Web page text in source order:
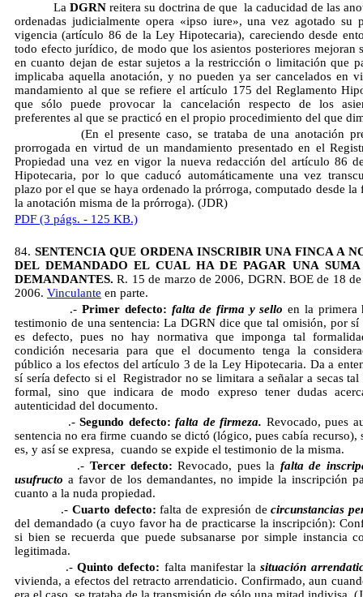
La DGRN reitera su doctrina de que  la caducidad de las
ordenadas judicialmente opera «ipso iure», una vez agotado su
vigencia (artículo 86 de la Ley Hipotecaria), careciendo desde
todo efecto jurídico, de modo que los asientos posteriores mejoran
en cuanto dejan de estar sujetos a la restricción o limitación que
implicaba aquella anotación, y no pueden ya ser cancelados en
mandamiento al que se refiere el artículo 175 del Reglamento
que sólo puede provocar la cancelación respecto de los
preferentes al que se practicó en el propio procedimiento del que
(En el presente caso, se trataba de una anotación
prorrogada en virtud de un mandamiento presentado en el
Propiedad una vez en vigor la nueva redacción del artículo 86
Hipotecaria, por lo que caducó automáticamente una vez
plazo por el que se haya ordenado la prórroga, computado desde la
la anotación misma de la prórroga). (JDR)
PDF (3 págs. - 125 KB.)
84. SENTENCIA QUE ORDENA INSCRIBIR UNA FINCA A
DEL DEMANDADO EL CUAL HA DE PAGAR UNA
DEMANDANTES. R. 15 de marzo de 2006, DGRN. BOE de 18
2006. Vinculante en parte.
.-Primer defecto: falta de firma y sello en la primera
testimonio de una sentencia: La DGRN dice que tal omisión, por sí
es defecto, pues no hay normativa que imponga tal
condición necesaria para que el documento tenga la
público a los efectos del artículo 3 de la Ley Hipotecaria. Da a
sí sería defecto si el Registrador no se limitara a señalar a secas
formal, sino que indicara de modo expreso tener dudas
autenticidad del documento.
.-Segundo defecto: falta de firmeza. Revocado, pues
sentencia no era firme cuando se dictó (lógico, pues cabía recurso),
es, y así se expresa, cuando se expide el testimonio de la misma.
.- Tercer defecto: Revocado, pues la falta de
usufructo a favor de los demandantes, no impide la inscripción
cuanto a la nuda propiedad.
.- Cuarto defecto: falta de expresión decircunstancias
del demandado (a cuyo favor ha de practicarse la inscripción):
si bien se recuerda que puede subsanarse por simple instancia
legitimada.
.-Quinto defecto: falta manifestar lasituación
vivienda, a efectos del retracto arrendaticio. Confirmado, aun